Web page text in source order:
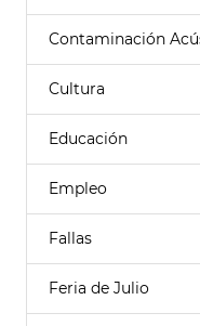
Contaminación
Cultura
Educación
Empleo
Fallas
Feria de Julio